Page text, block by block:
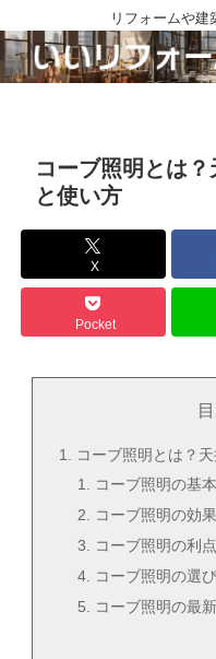
リフォームや建
コーブ照明とは
と使い方
X
Pocket
コーブ照明とは？
コーブ照明の基
コーブ照明の効
コーブ照明の利
コーブ照明の選
コーブ照明の最